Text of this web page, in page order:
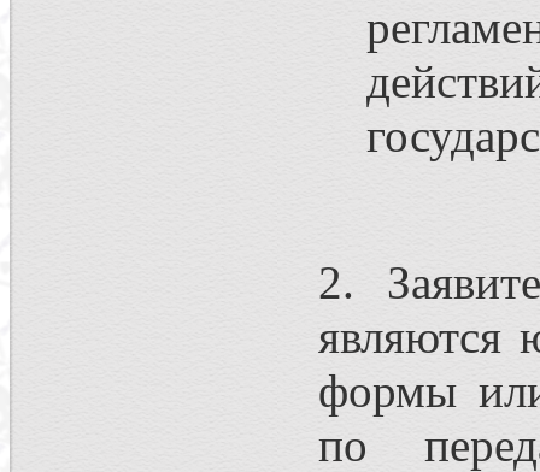
2.
являются
формы
по